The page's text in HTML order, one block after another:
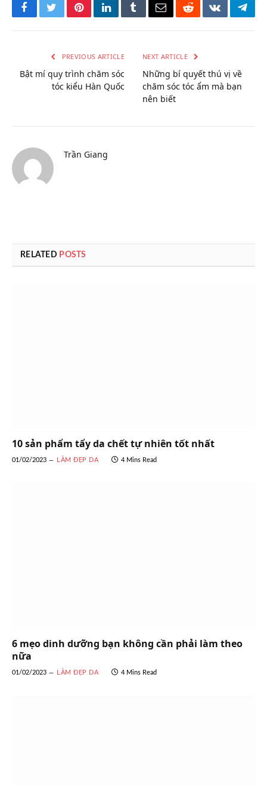
FacebookTwitterPinterestLinkedInTumblrEmailRedditVKontakte
PREVIOUS ARTICLE
Bật mí quy trình chăm sóc
tóc kiểu Hàn Quốc
NEXT ARTICLE
Những bí quyết thú vị về
chăm sóc tóc ẩm mà bạn
nên biết
Trần Giang
RELATED POSTS
10 sản phẩm tẩy da chết tự nhiên tốt nhất
01/02/2023 LÀM ĐẸP DA 4 Mins Read
6 mẹo dinh dưỡng bạn không cần phải làm theo
nữa
01/02/2023 LÀM ĐẸP DA 4 Mins Read